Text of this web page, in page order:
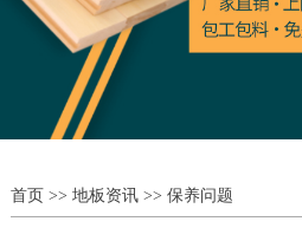
首页>> 地板资讯>> 保养问题